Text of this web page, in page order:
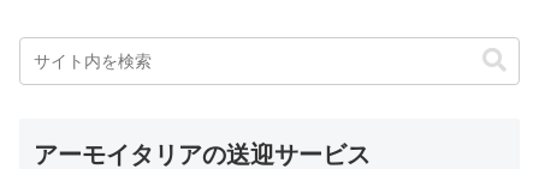
アーモイタリアの送迎サービス